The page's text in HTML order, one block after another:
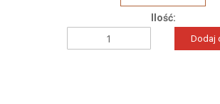
Ilość:
Dodaj